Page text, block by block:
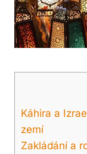
Káhira a
zemí
Zakládání a